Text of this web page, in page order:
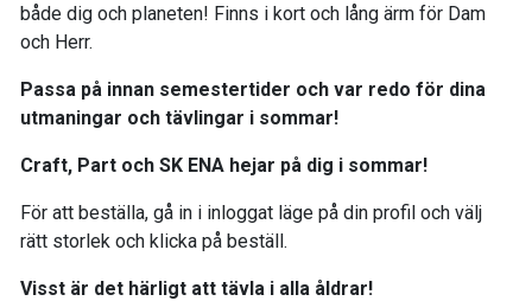
både dig och planeten! Finns i kort och lång ärm för Dam
och Herr.
Passa på innan semestertider och var redo för dina
utmaningar och tävlingar i sommar!
Craft, Part och SK ENA hejar på dig i sommar!
För att beställa, gå in i inloggat läge på din profil och välj
rätt storlek och klicka på beställ.
Visst är det härligt att tävla i alla åldrar!